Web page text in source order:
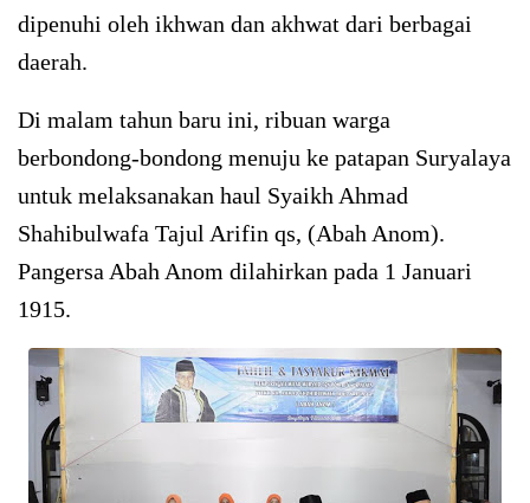
dipenuhi oleh ikhwan dan akhwat dari berbagai
daerah.
Di malam tahun baru ini, ribuan warga
berbondong-bondong menuju ke patapan Suryalaya
untuk melaksanakan haul Syaikh Ahmad
Shahibulwafa Tajul Arifin qs, (Abah Anom).
Pangersa Abah Anom dilahirkan pada 1 Januari
1915.